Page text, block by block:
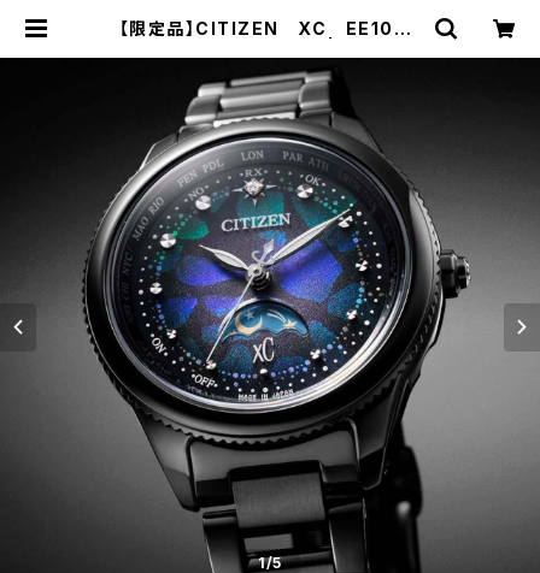
【限定品】CITIZEN XC EE1008
1/5